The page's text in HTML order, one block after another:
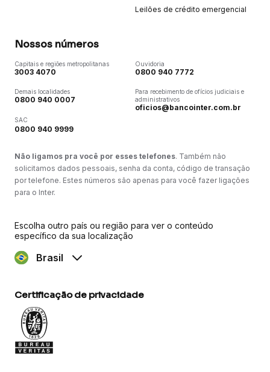
Leilões de crédito emergencial
Nossos números
Capitais e regiões metropolitanas
3003 4070
Demais localidades
0800 940 0007
SAC
0800 940 9999
Ouvidoria
0800 940 7772
Para recebimento de ofícios judiciais e
administrativos
oficios@bancointer.com.br
Não ligamos pra você por esses telefones. Também não
solicitamos dados pessoais, senha da conta, código de transação
por telefone. Estes números são apenas para você fazer ligações
para o Inter.
Escolha outro país ou região para ver o conteúdo
específico da sua localização
Brasil
Certificação de privacidade